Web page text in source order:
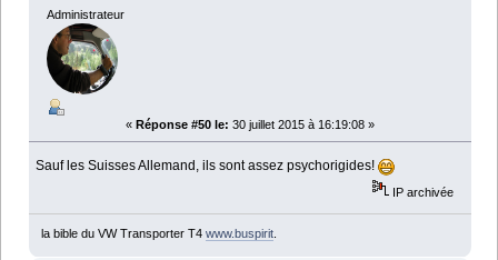
Administrateur
« Réponse #50 le: 30 juillet 2015 à 16:19:08 »
Sauf les Suisses Allemand, ils sont assez psychorigides!
IP archivée
la bible du VW Transporter T4 www.buspirit.